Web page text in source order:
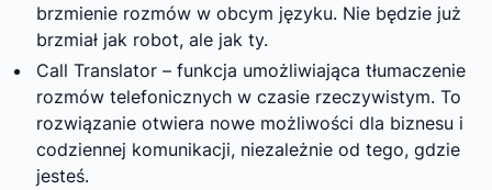
brzmienie rozmów w obcym języku. Nie będzie już
brzmiał jak robot, ale jak ty.
Call Translator – funkcja umożliwiająca tłumaczenie
rozmów telefonicznych w czasie rzeczywistym. To
rozwiązanie otwiera nowe możliwości dla biznesu i
codziennej komunikacji, niezależnie od tego, gdzie
jesteś.